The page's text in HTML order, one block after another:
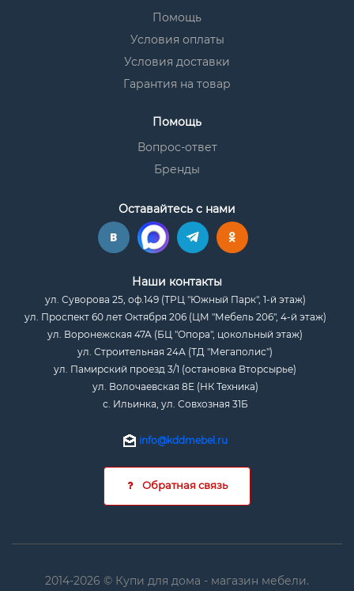
Помощь
Условия оплаты
Условия доставки
Гарантия на товар
Помощь
Вопрос-ответ
Бренды
Оставайтесь с нами
Наши контакты
ул. Суворова 25, оф.149 (ТРЦ "Южный Парк", 1-й этаж)
ул. Проспект 60 лет Октября 206 (ЦМ "Мебель 206", 4-й этаж)
ул. Воронежская 47А (БЦ "Опора", цокольный этаж)
ул. Строительная 24А (ТД "Мегаполис")
ул. Памирский проезд 3/1 (остановка Вторсырье)
ул. Волочаевская 8Е (НК Техника)
с. Ильинка, ул. Совхозная 31Б
info@kddmebel.ru
Обратная связь
2014-2026 © Купи для дома - магазин мебели.